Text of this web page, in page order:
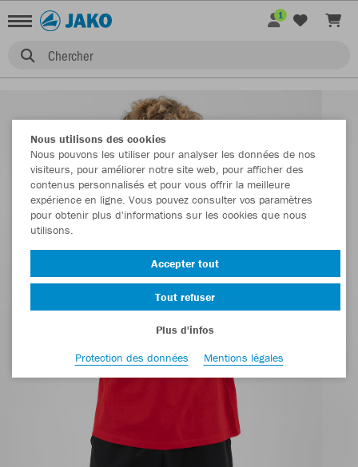
Chercher
1
Nous utilisons des cookies
Nous pouvons les utiliser pour analyser les données de nos
visiteurs, pour améliorer notre site web, pour afficher des
contenus personnalisés et pour vous offrir la meilleure
expérience en ligne. Vous pouvez consulter vos paramètres
pour obtenir plus d'informations sur les cookies que nous
utilisons.
Accepter tout
Tout refuser
Plus d'infos
Protection des données
Mentions légales